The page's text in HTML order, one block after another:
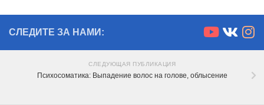
СЛЕДИТЕ ЗА НАМИ:
СЛЕДУЮЩАЯ ПУБЛИКАЦИЯ
Психосоматика: Выпадение волос на голове, облысение